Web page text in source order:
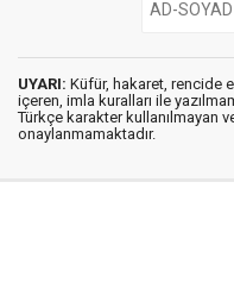
UYARI: Küfür, hakaret, rencide
içeren, imla kuralları ile
Türkçe karakter kullanılmayan
onaylanmamaktadır.